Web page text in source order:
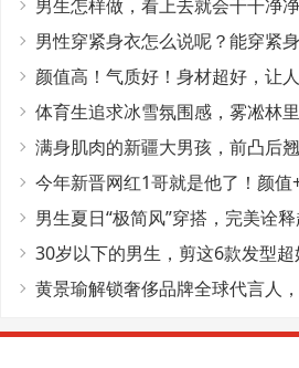
男生怎样做，看上去就会干干净
男性穿紧身衣怎么说呢？能穿紧
这4个条件
颜值高！气质好！身材超好，让
体育生追求冰雪氛围感，雾凇林
满身肌肉的新疆大男孩，前凸后
今年新晋网红1哥就是他了！颜值
男生夏日“极简风”穿搭，完美诠
30岁以下的男生，剪这6款发型
黄景瑜解锁奢侈品牌全球代言人